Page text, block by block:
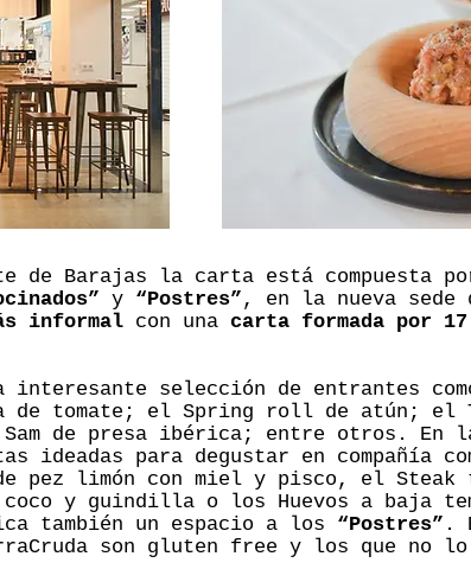
de Barajas la carta está compuesta
y “Postres” , en la nueva sede
informal con una carta formada por
interesante selección de entrantes
de tomate; el Spring roll de atún; el
de presa ibérica; entre otros. En
ideadas para degustar en compañía
pez limón con miel y pisco, el Steak
y guindilla o los Huevos a baja
también un espacio a los “Postres” .
son gluten free y los que no lo